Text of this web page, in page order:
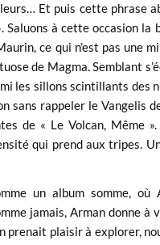
Et puis cette phrase
. Saluons à cette occasion la
ce qui n’est pas une
de Magma. Semblant
les sillons scintillants des
sans rappeler le Vangelis
de « Le Volcan, Même
qui prend aux tripes.
un album somme,
jamais, Arman donne
prenait plaisir à explorer,